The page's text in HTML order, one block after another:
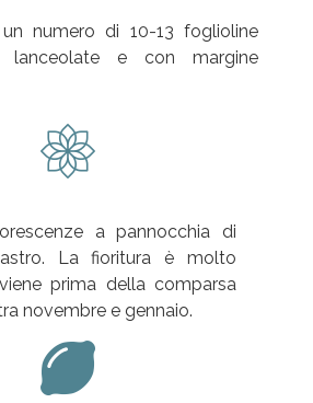
numero di 10-13 foglioline
lanceolate e con margine
a pannocchia di
La fioritura è molto
prima della comparsa
novembre e gennaio.